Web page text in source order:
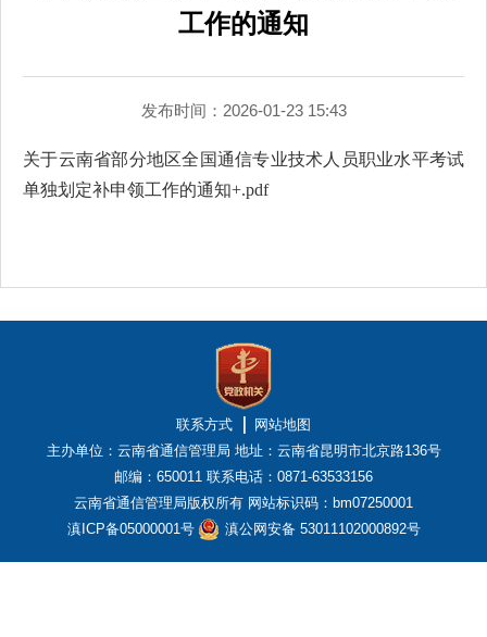
工作的通知
发布时间：2026-01-23 15:43
关于云南省部分地区全国通信专业技术人员职业水平考试
单独划定补申领工作的通知+.pdf
联系方式
网站地图
主办单位：云南省通信管理局 地址：云南省昆明市北京路136号
邮编：650011 联系电话：0871-63533156
云南省通信管理局版权所有 网站标识码：bm07250001
滇ICP备05000001号
滇公网安备 53011102000892号